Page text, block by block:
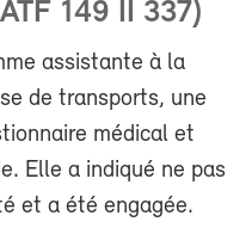
149 II 337)
assistante à la
de transports, une
médical et
Elle a indiqué ne pas
et a été engagée.